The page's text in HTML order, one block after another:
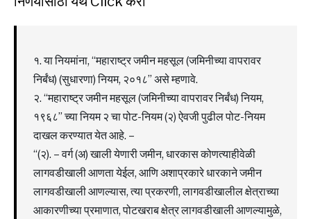
१. या नियमांना, “महाराष्ट्र जमीन महसूल (जमिनीच्या वापरावर
निर्बंध) (सुधारणा) नियम, २०१८” असे म्हणावे.
२. “महाराष्ट्र जमीन महसूल (जमिनीच्या वापरावर निर्बंध) नियम,
१९६८” च्या नियम २ चा पोट-नियम (२) ऐवजी पुढील पोट-नियम
दाखल करण्यात येत आहे. –
“(२). – वर्ग (अ) खाली येणारी जमीन, धारकास कोणत्याहीवेळी
लागवडीखाली आणता येईल, आणि अशाप्रकारे धारकाने जमीन
लागवडीखाली आणल्यास, त्या प्रकरणी, लागवडीखालील क्षेत्राच्या
आकारणीच्या प्रमाणात, पोटखराब क्षेत्र लागवडीखाली आणल्यामुळे,